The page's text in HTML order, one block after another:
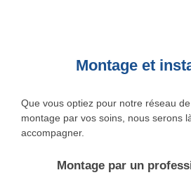
Montage et
Que vous optiez pour notre réseau
montage par vos soins, nous serons
accompagner.
Montage par un